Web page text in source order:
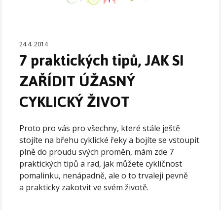
24.4. 2014
7 praktických tipů, JAK SI
ZAŘÍDIT ÚŽASNÝ
CYKLICKÝ ŽIVOT
Proto pro vás pro všechny, které stále ještě
stojíte na břehu cyklické řeky a bojíte se vstoupit
plně do proudu svých proměn, mám zde 7
praktických tipů a rad, jak můžete cykličnost
pomalinku, nenápadně, ale o to trvaleji pevně
a prakticky zakotvit ve svém životě.